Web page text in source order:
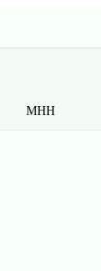
МНН